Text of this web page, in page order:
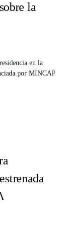
la
en la
por MINCAP